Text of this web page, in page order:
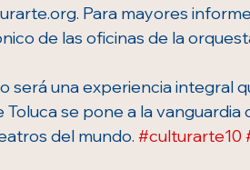
Para mayores
de las oficinas de la
será una experiencia integral
Toluca se pone a la
del mundo. #culturarte10